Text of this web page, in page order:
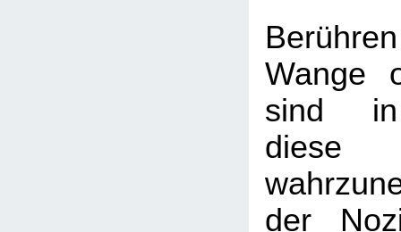
Wange
sind
diese
der